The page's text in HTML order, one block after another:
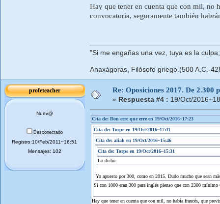
Hay que tener en cuenta que con mil, no
convocatoria, seguramente también
"Si me engañas una vez, tuya es la
Anaxágoras, Filósofo griego.(500 A.C.-
profeteacher
Nuev@
Desconectado
Registro:10/Feb/2011~16:51
Mensajes: 102
Re: Oposiciones 2017. De 2.300
« Respuesta #4 : 19/Oct/
Cita de: Don erre que erre en 19/Oct/2016~17:23
Cita de: Torpe en 19/Oct/2016~17:11
Cita de: aliah en 19/Oct/2016~15:46
Cita de: Torpe en 19/Oct/2016~15:31
Lo dicho.
Yo apuesto por 300, como en 2015. Dudo mucho que sean
Si con 1000 eran 300 para inglés pienso que con 2300 mínimo
Hay que tener en cuenta que con mil, no había francés, que